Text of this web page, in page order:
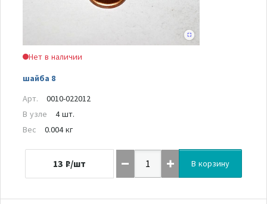
Нет в наличии
шайба 8
Арт.
0010-022012
В узле
4 шт.
Вес
0.004 кг
13 ₽/шт В корзину